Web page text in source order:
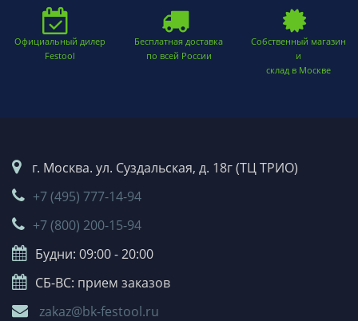
Официальный дилер
Festool
Бесплатная доставка
по всей России
Собственный магазин
и
склад в Москве
г. Москва. ул. Суздальская, д. 18г (ТЦ ТРИО)
+7 (495) 777-14-94
+7 (800) 200-15-94
Будни: 09:00 - 20:00
СБ-ВС: прием заказов
zakaz@bk-festool.ru